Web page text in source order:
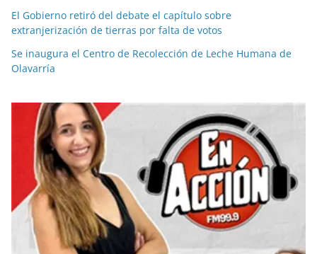
El Gobierno retiró del debate el capítulo sobre
extranjerización de tierras por falta de votos
Se inaugura el Centro de Recolección de Leche Humana de
Olavarría